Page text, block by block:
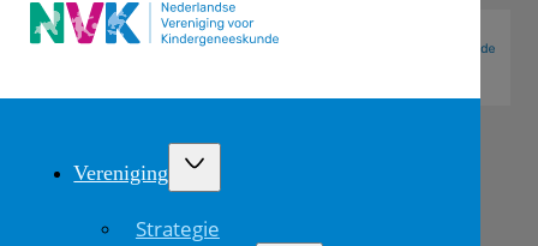
Vereniging
Strategie